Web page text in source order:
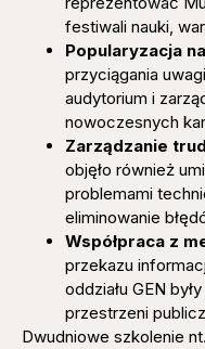
festiwali nauki,
Popularyzacja
przyciągania
audytorium i
nowoczesnych
Zarządzanie
objęło również
problemami
eliminowanie
Współpraca z
przekazu
oddziału GEN
przestrzeni
Dwudniowe szkolenie